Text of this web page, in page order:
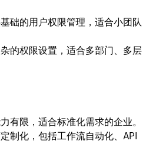
基础的用户权限管理，适合小团队
杂的权限设置，适合多部门、多层
有限，适合标准化需求的企业。
定制化，包括工作流自动化、API